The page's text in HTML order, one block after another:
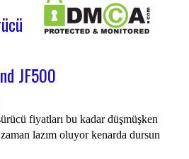
JF500
fiyatları bu kadar düşmüşken
lazım oluyor kenarda dursun